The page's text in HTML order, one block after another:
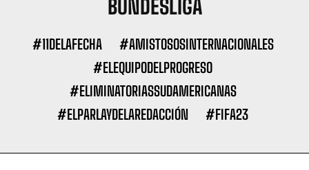
BUNDESLIGA
#11DELAFECHA
#AMISTOSOSINTERNACIONALES
#ELEQUIPODELPROGRESO
#ELIMINATORIASSUDAMERICANAS
#ELPARLAYDELAREDACCIÓN
#FIFA23